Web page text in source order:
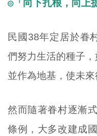
◎「向下扎根，向上
民國38年定居於眷
們努力生活的種子
並作為地基，使未來
然而隨著眷村逐漸
條例，大多改建成